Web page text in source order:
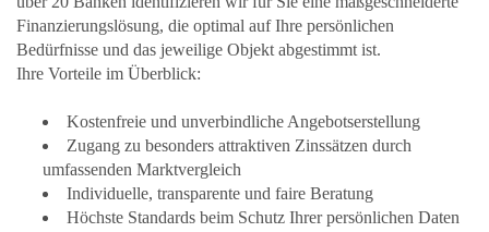
Finanzierungslösung, die optimal auf Ihre persönlichen
Bedürfnisse und das jeweilige Objekt abgestimmt ist.
Ihre Vorteile im Überblick:
Kostenfreie und unverbindliche Angebotserstellung
Zugang zu besonders attraktiven Zinssätzen durch
umfassenden Marktvergleich
Individuelle, transparente und faire Beratung
Höchste Standards beim Schutz Ihrer persönlichen Daten